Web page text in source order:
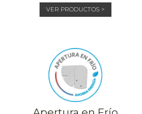
VER PRODUCTOS >